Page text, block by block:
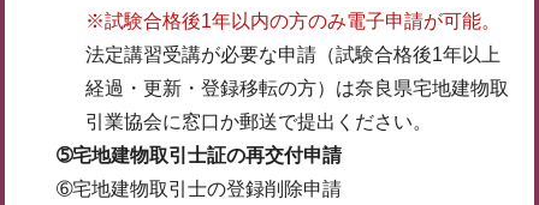
※試験合格後1年以内の方のみ電子申請が可能。
法定講習受講が必要な申請（試験合格後1年以上
経過・更新・登録移転の方）は奈良県宅地建物取
引業協会に窓口か郵送で提出ください。
➄宅地建物取引士証の再交付申請
➅宅地建物取引士の登録削除申請